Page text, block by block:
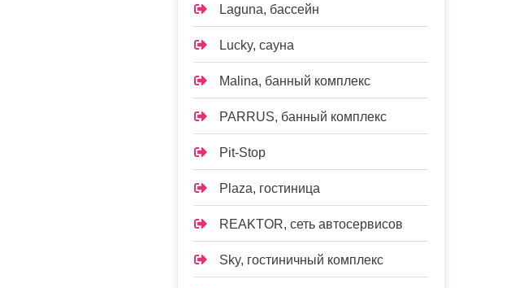
Laguna, бассейн
Lucky, сауна
Malina, банный комплекс
PARRUS, банный комплекс
Pit-Stop
Plaza, гостиница
REAKTOR, сеть автосервисов
Sky, гостиничный комплекс